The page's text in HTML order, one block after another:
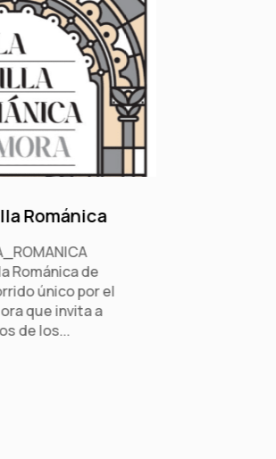
Románica
Románica de
único por el
que invita a
de los...